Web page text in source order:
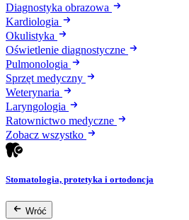
Diagnostyka obrazowa
Kardiologia
Okulistyka
Oświetlenie diagnostyczne
Pulmonologia
Sprzęt medyczny
Weterynaria
Laryngologia
Ratownictwo medyczne
Zobacz wszystko
Stomatologia, protetyka i ortodoncja
Wróć